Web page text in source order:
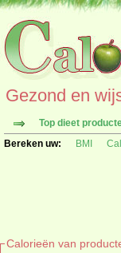
Gezond en
Top dieet
Bereken uw:
BMI
Calorieën van